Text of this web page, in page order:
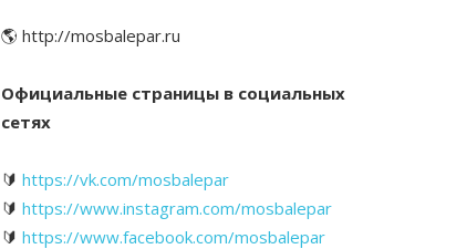
🌎 http://mosbalepar.ru
Официальные страницы в социальных
сетях
🔰 https://vk.com/mosbalepar
🔰 https://www.instagram.com/mosbalepar
🔰 https://www.facebook.com/mosbalepar